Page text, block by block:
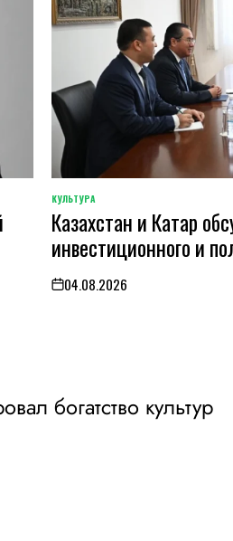
POSTED
IN
КУЛЬТУРА
Казахстан и Катар
инвестиционного и
on04.08.2026
богатство культур